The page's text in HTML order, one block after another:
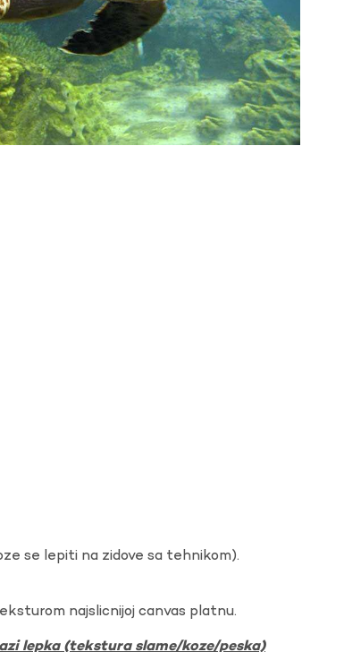
se lepiti na zidove sa tehnikom).
najslicnijoj canvas platnu.
lepka (tekstura slame/koze/peska)